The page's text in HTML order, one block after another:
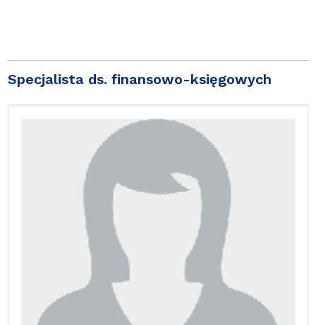
Specjalista ds. finansowo-księgowych